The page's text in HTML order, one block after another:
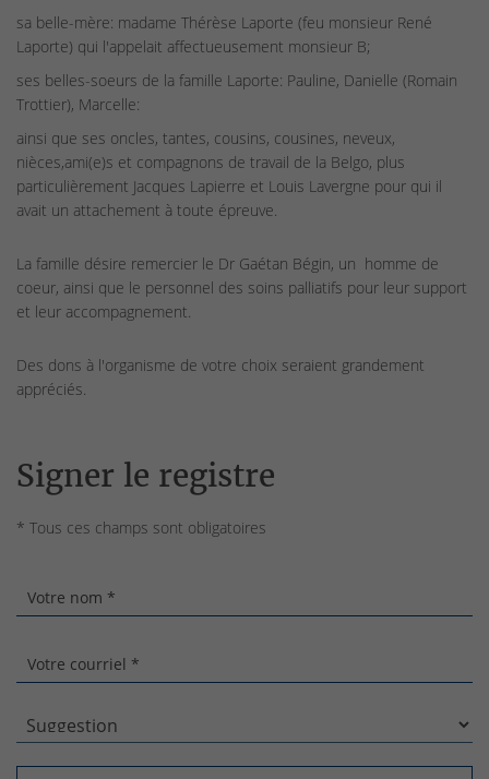
sa belle-mère: madame Thérèse Laporte (feu monsieur René
Laporte) qui l'appelait affectueusement monsieur B;
ses belles-soeurs de la famille Laporte: Pauline, Danielle (Romain
Trottier), Marcelle:
ainsi que ses oncles, tantes, cousins, cousines, neveux,
nièces,ami(e)s et compagnons de travail de la Belgo, plus
particulièrement Jacques Lapierre et Louis Lavergne pour qui il
avait un attachement à toute épreuve.
La famille désire remercier le Dr Gaétan Bégin, un homme de
coeur, ainsi que le personnel des soins palliatifs pour leur support
et leur accompagnement.
Des dons à l'organisme de votre choix seraient grandement
appréciés.
Signer le registre
* Tous ces champs sont obligatoires
Votre nom *
Votre courriel *